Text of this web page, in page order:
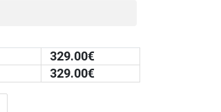
329.00€
329.00€